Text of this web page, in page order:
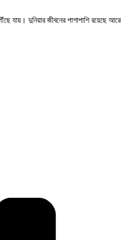
যায়। দুনিয়ার জীবনের পাশাপাশি রয়েছে